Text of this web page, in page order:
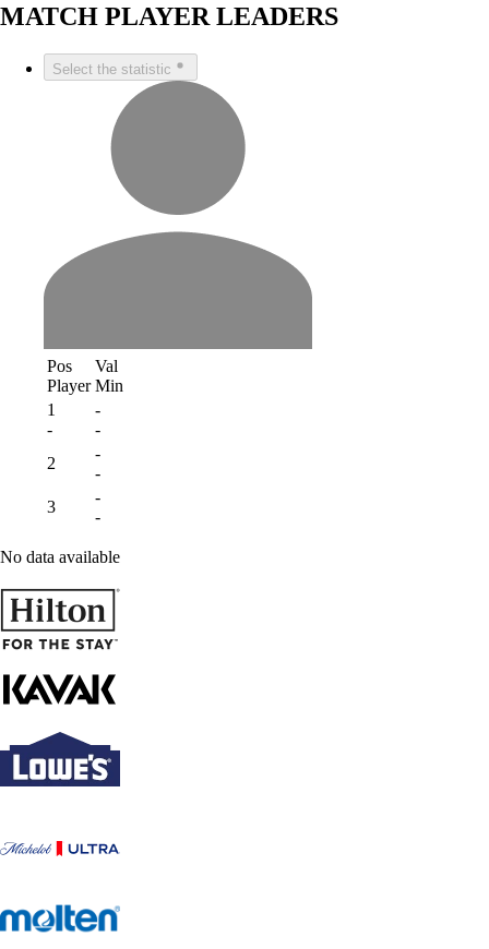
MATCH PLAYER LEADERS
Select the statistic
Pos
Player
Val
Min
1
-
-
-
2
-
-
3
-
-
No data available